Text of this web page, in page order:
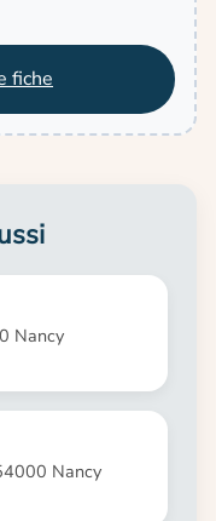
fiche
Nancy
Nancy